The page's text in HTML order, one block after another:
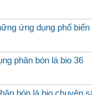
ứng dụng phổ
phân bón lá bio 36